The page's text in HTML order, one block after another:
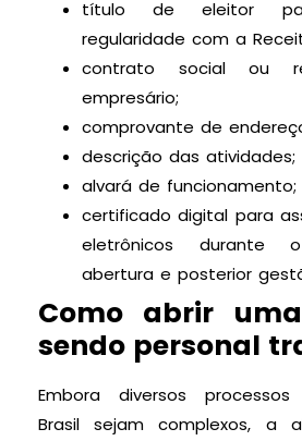
título de eleitor
regularidade com a
contrato social ou
empresário;
comprovante de
descrição das atividades;
alvará de funcionamento;
certificado digital para
eletrônicos durante
abertura e posterior
Como abrir
sendo personal
Embora diversos
Brasil sejam complexos, a